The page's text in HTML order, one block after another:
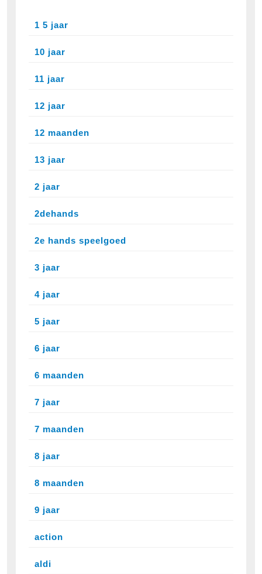
1 5 jaar
10 jaar
11 jaar
12 jaar
12 maanden
13 jaar
2 jaar
2dehands
2e hands speelgoed
3 jaar
4 jaar
5 jaar
6 jaar
6 maanden
7 jaar
7 maanden
8 jaar
8 maanden
9 jaar
action
aldi